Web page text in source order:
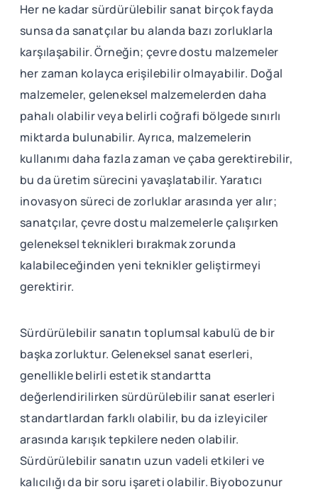
Her ne kadar sürdürülebilir sanat birçok fayda
sunsa da sanatçılar bu alanda bazı zorluklarla
karşılaşabilir. Örneğin; çevre dostu malzemeler
her zaman kolayca erişilebilir olmayabilir. Doğal
malzemeler, geleneksel malzemelerden daha
pahalı olabilir veya belirli coğrafi bölgede sınırlı
miktarda bulunabilir. Ayrıca, malzemelerin
kullanımı daha fazla zaman ve çaba gerektirebilir,
bu da üretim sürecini yavaşlatabilir. Yaratıcı
inovasyon süreci de zorluklar arasında yer alır;
sanatçılar, çevre dostu malzemelerle çalışırken
geleneksel teknikleri bırakmak zorunda
kalabileceğinden yeni teknikler geliştirmeyi
gerektirir.
Sürdürülebilir sanatın toplumsal kabulü de bir
başka zorluktur. Geleneksel sanat eserleri,
genellikle belirli estetik standartta
değerlendirilirken sürdürülebilir sanat eserleri
standartlardan farklı olabilir, bu da izleyiciler
arasında karışık tepkilere neden olabilir.
Sürdürülebilir sanatın uzun vadeli etkileri ve
kalıcılığı da bir soru işareti olabilir. Biyobozunur